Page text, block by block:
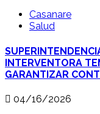
Casanare
Salud
INTERVENTORA
GARANTIZAR
04/16/2026